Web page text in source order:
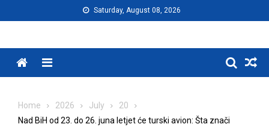
to
Saturday, August 08, 2026
Menu
Home 2026 July
20
Nad BiH od 23. do 26. juna letjet će turski avion: Šta znači